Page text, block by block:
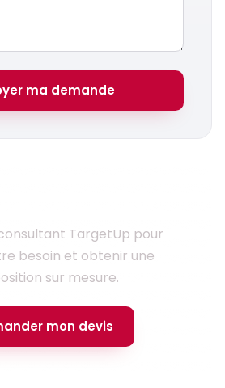
ma demande
TargetUp pour
besoin et obtenir une
sur mesure.
mon devis